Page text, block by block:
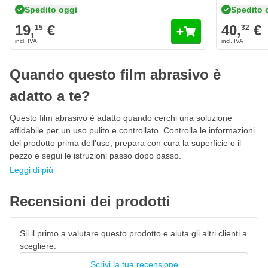
prolungato.
Dischi abrasivi professionali in film grana 360 per ogni
settore
Dall'automotive e la riparazione dei danni, alla costruzione di
di aerei; i CROP GreenX sono i
migliori dischi abrasivi in film
film abrasivo 75mm possono essere utilizzati universalmente per
risultati professionali. Questo disco è particolarmente efficace in
ambienti professionali e esigenti dove durata, precisione e
velocità sono cruciali. Considera:
Automotive & riparazione danni
Carrozzerie & riparazioni localizzate
Plastica & compositi
Costruzione di yacht e applicazioni aeronautiche
Spedito oggi
19,15 €
Spedito
40,32 €
Quando questo film abrasivo è
adatto a te?
Questo film abrasivo è adatto quando cerchi una soluzione
affidabile per un uso pulito e controllato. Controlla le informazioni
del prodotto prima dell’uso, prepara con cura la superficie o il
pezzo e segui le istruzioni passo dopo passo.
Leggi di più
Recensioni dei prodotti
Sii il primo a valutare questo prodotto e aiuta gli altri clienti a
scegliere.
Scrivi la tua recensione